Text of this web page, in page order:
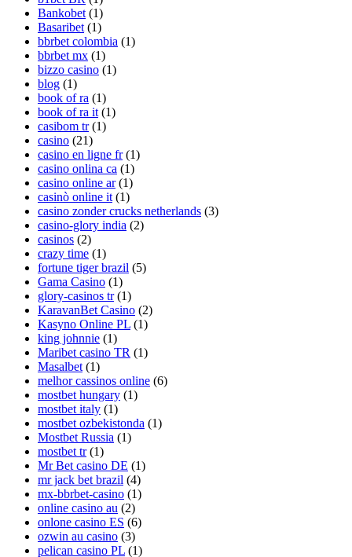
Bankobet (1)
Basaribet (1)
bbrbet colombia (1)
bbrbet mx (1)
bizzo casino (1)
blog (1)
book of ra (1)
book of ra it (1)
casibom tr (1)
casino (21)
casino en ligne fr (1)
casino onlina ca (1)
casino online ar (1)
casinò online it (1)
casino zonder crucks netherlands (3)
casino-glory india (2)
casinos (2)
crazy time (1)
fortune tiger brazil (5)
Gama Casino (1)
glory-casinos tr (1)
KaravanBet Casino (2)
Kasyno Online PL (1)
king johnnie (1)
Maribet casino TR (1)
Masalbet (1)
melhor cassinos online (6)
mostbet hungary (1)
mostbet italy (1)
mostbet ozbekistonda (1)
Mostbet Russia (1)
mostbet tr (1)
Mr Bet casino DE (1)
mr jack bet brazil (4)
mx-bbrbet-casino (1)
online casino au (2)
onlone casino ES (6)
ozwin au casino (3)
pelican casino PL (1)